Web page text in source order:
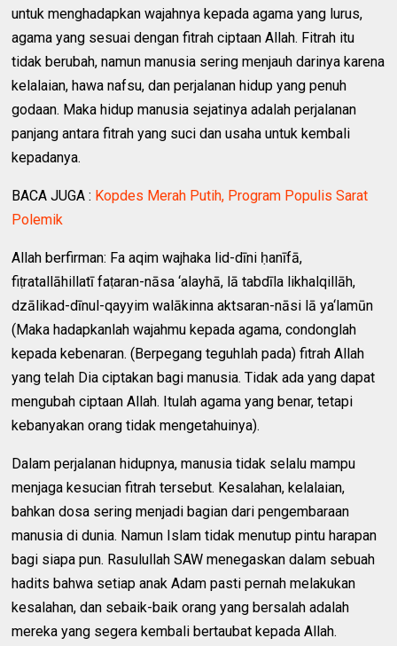
untuk menghadapkan wajahnya kepada agama yang lurus,
agama yang sesuai dengan fitrah ciptaan Allah. Fitrah itu
tidak berubah, namun manusia sering menjauh darinya karena
kelalaian, hawa nafsu, dan perjalanan hidup yang penuh
godaan. Maka hidup manusia sejatinya adalah perjalanan
panjang antara fitrah yang suci dan usaha untuk kembali
kepadanya.
BACA JUGA : Kopdes Merah Putih, Program Populis Sarat
Polemik
Allah berfirman: Fa aqim wajhaka lid-dīni ḥanīfā,
fiṭratallāhillatī faṭaran-nāsa ‘alayhā, lā tabdīla likhalqillāh,
dzālikad-dīnul-qayyim walākinna aktsaran-nāsi lā ya‘lamūn
(Maka hadapkanlah wajahmu kepada agama, condonglah
kepada kebenaran. (Berpegang teguhlah pada) fitrah Allah
yang telah Dia ciptakan bagi manusia. Tidak ada yang dapat
mengubah ciptaan Allah. Itulah agama yang benar, tetapi
kebanyakan orang tidak mengetahuinya).
Dalam perjalanan hidupnya, manusia tidak selalu mampu
menjaga kesucian fitrah tersebut. Kesalahan, kelalaian,
bahkan dosa sering menjadi bagian dari pengembaraan
manusia di dunia. Namun Islam tidak menutup pintu harapan
bagi siapa pun. Rasulullah SAW menegaskan dalam sebuah
hadits bahwa setiap anak Adam pasti pernah melakukan
kesalahan, dan sebaik-baik orang yang bersalah adalah
mereka yang segera kembali bertaubat kepada Allah.